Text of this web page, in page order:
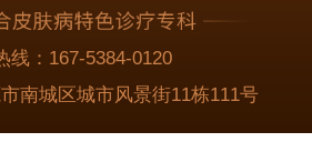
线： 167-5384-0120
南城区城市风景街11栋111号